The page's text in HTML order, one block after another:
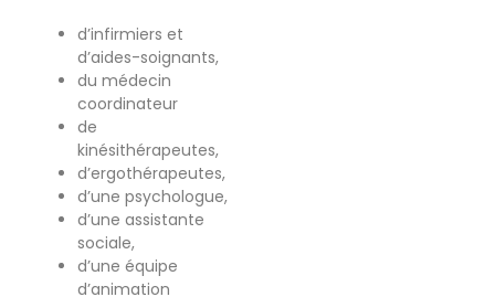
d’infirmiers et
d’aides-soignants,
du médecin
coordinateur
de
kinésithérapeutes,
d’ergothérapeutes,
d’une psychologue,
d’une assistante
sociale,
d’une équipe
d’animation